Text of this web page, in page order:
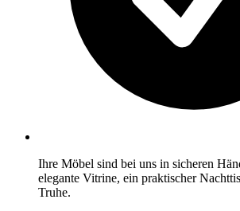
Ihre Möbel sind bei uns in sicheren
elegante Vitrine, ein praktischer
Truhe.